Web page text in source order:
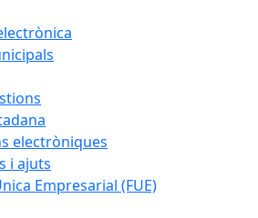
electròniques
i ajuts
Empresarial (FUE)